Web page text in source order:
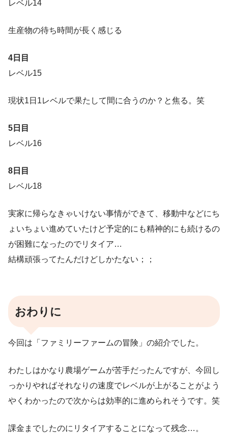
レベル14
生産物の待ち時間が長く感じる
4日目
レベル15
現状1日1レベルで果たして間に合うのか？と焦る。笑
5日目
レベル16
8日目
レベル18
実家に帰らなきゃいけない事情ができて、移動中などにち
ょいちょい進めていたけど予定的にも精神的にも続けるの
が困難になったのでリタイア…
結構頑張ってたんだけどしかたない；；
おわりに
今回は「ファミリーファームの冒険」の紹介でした。
わたしはかなり農場ゲームが苦手だったんですが、今回し
っかりやればそれなりの速度でレベルが上がることがよう
やくわかったので次からは効率的に進められそうです。笑
課金までしたのにリタイアすることになって残念…。